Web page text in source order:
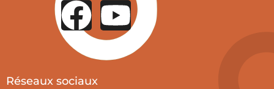
Réseaux sociaux